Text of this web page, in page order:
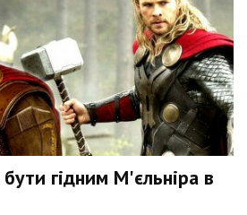
гідним М'єльніра в